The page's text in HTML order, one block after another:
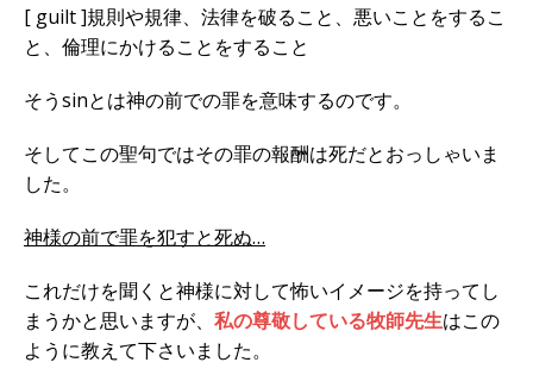
[ guilt ]規則や規律、法律を破ること、悪いことをするこ
と、倫理にかけることをすること
そうsinとは神の前での罪を意味するのです。
そしてこの聖句ではその罪の報酬は死だとおっしゃいま
した。
神様の前で罪を犯すと死ぬ…
これだけを聞くと神様に対して怖いイメージを持ってし
まうかと思いますが、 私の尊敬している牧師先生はこの
ように教えて下さいました。